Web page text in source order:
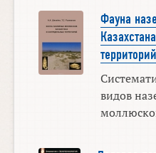
Фауна
Казахстана
территорий
видов